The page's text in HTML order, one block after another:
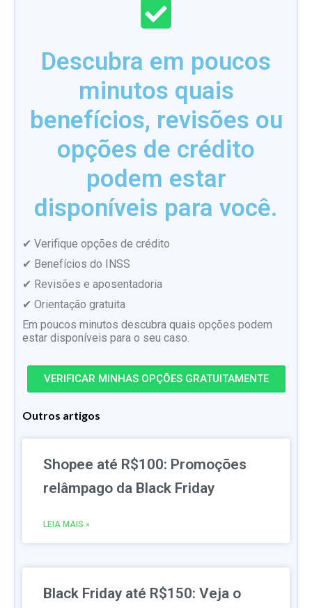
Descubra em poucos
minutos quais
benefícios, revisões ou
opções de crédito
podem estar
disponíveis para você.
✔ Verifique opções de crédito
✔ Benefícios do INSS
✔ Revisões e aposentadoria
✔ Orientação gratuita
Em poucos minutos descubra quais opções podem
estar disponíveis para o seu caso.
VERIFICAR MINHAS OPÇÕES GRATUITAMENTE
Outros artigos
Shopee até R$100: Promoções
relâmpago da Black Friday
LEIA MAIS »
Black Friday até R$150: Veja o